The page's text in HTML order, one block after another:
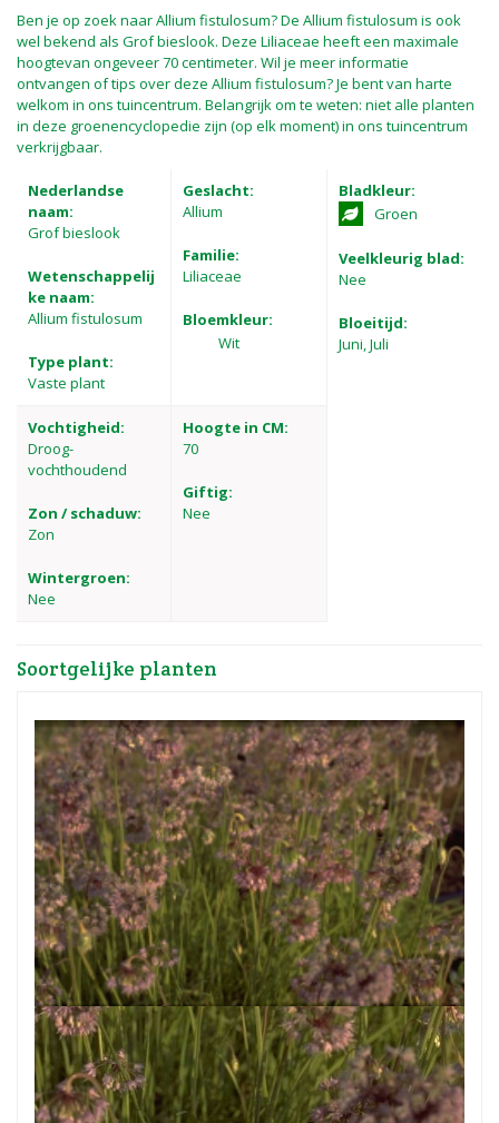
Ben je op zoek naar Allium fistulosum? De Allium fistulosum is ook
wel bekend als Grof bieslook. Deze Liliaceae heeft een maximale
hoogtevan ongeveer 70 centimeter. Wil je meer informatie
ontvangen of tips over deze Allium fistulosum? Je bent van harte
welkom in ons tuincentrum. Belangrijk om te weten: niet alle planten
in deze groenencyclopedie zijn (op elk moment) in ons tuincentrum
verkrijgbaar.
Nederlandse
naam:
Grof bieslook
Wetenschappelij
ke naam:
Allium fistulosum
Type plant:
Vaste plant
Geslacht:
Allium
Familie:
Liliaceae
Bloemkleur:
Wit
Bladkleur:
Groen
Veelkleurig blad:
Nee
Bloeitijd:
Juni, Juli
Vochtigheid:
Droog-
vochthoudend
Zon / schaduw:
Zon
Wintergroen:
Nee
Hoogte in CM:
70
Giftig:
Nee
Soortgelijke planten